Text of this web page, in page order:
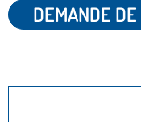
DEMANDE